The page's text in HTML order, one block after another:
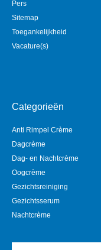
Pers
Sitemap
Toegankelijkheid
Vacature(s)
Categorieën
Anti Rimpel Crème
Dagcrème
Dag- en Nachtcrème
Oogcrème
Gezichtsreiniging
Gezichtsserum
Nachtcrème